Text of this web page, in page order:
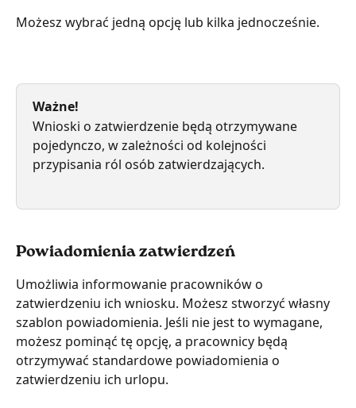
Możesz wybrać jedną opcję lub kilka jednocześnie.
Ważne!
Wnioski o zatwierdzenie będą otrzymywane
pojedynczo, w zależności od kolejności
przypisania ról osób zatwierdzających.
Powiadomienia zatwierdzeń
Umożliwia informowanie pracowników o
zatwierdzeniu ich wniosku. Możesz stworzyć własny
szablon powiadomienia. Jeśli nie jest to wymagane,
możesz pominąć tę opcję, a pracownicy będą
otrzymywać standardowe powiadomienia o
zatwierdzeniu ich urlopu.